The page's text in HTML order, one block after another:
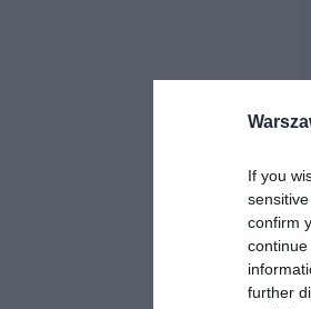
If you
confirm
further